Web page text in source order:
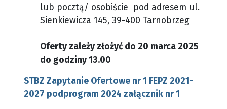
lub pocztą/ osobiście pod adresem ul.
Sienkiewicza 145, 39-400 Tarnobrzeg
Oferty zależy złożyć do 20 marca 2025
do godziny 13.00
STBZ Zapytanie Ofertowe nr 1 FEPZ 2021-
2027 podprogram 2024 załącznik nr 1